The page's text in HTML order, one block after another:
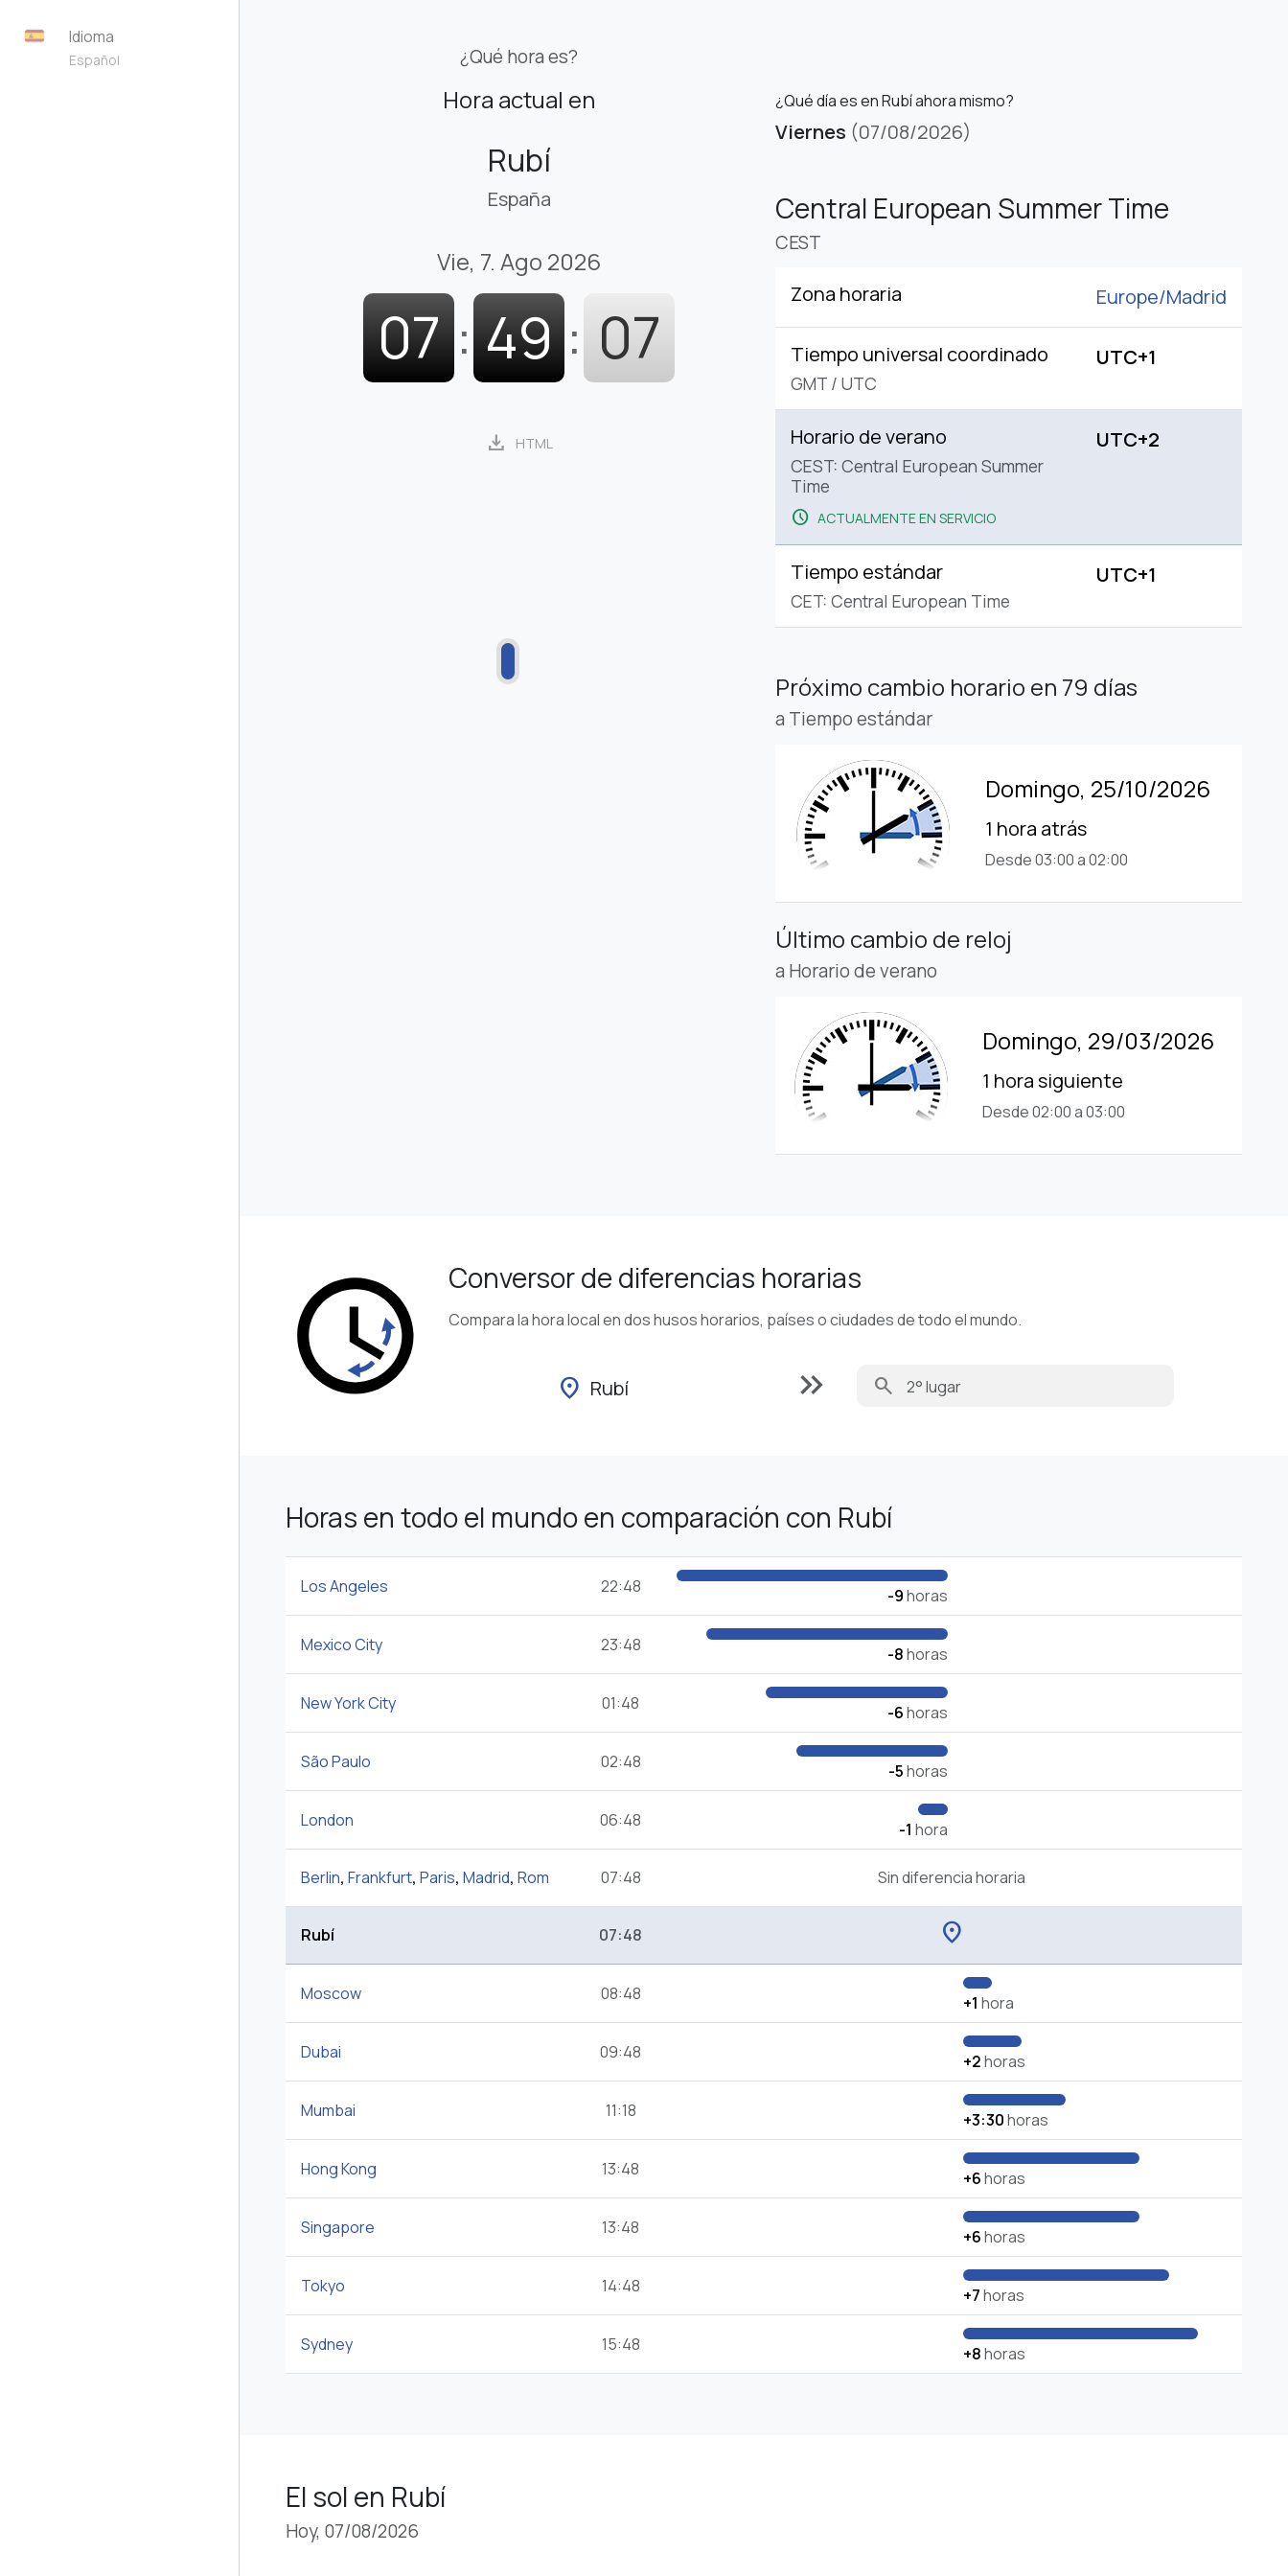
Idioma
Español ¿Qué hora es?
Hora actual en
Rubí
España
Vie, 7. Ago 2026
07 : 49 : 08
download HTML
¿Qué día es en Rubí ahora mismo?
Viernes (07/08/2026)
Central European Summer Time
CEST
Zona horaria Europe/Madrid
Tiempo universal coordinado
GMT / UTC
UTC+1
Horario de verano
CEST: Central European Summer
Time
schedule ACTUALMENTE EN SERVICIO
UTC+2
Tiempo estándar
CET: Central European Time
UTC+1
Próximo cambio horario en 79 días
a Tiempo estándar
Domingo, 25/10/2026
1 hora atrás
Desde 03:00 a 02:00
Último cambio de reloj
a Horario de verano
Domingo, 29/03/2026
1 hora siguiente
Desde 02:00 a 03:00
Conversor de diferencias horarias
Compara la hora local en dos husos horarios, países o ciudades de todo el mundo.
location_on Rubí keyboard_double_arrow_right search
Horas en todo el mundo en comparación con Rubí
Los Angeles 22:48 -9horas
Mexico City 23:48 -8horas
New York City 01:48 -6horas
São Paulo 02:48 -5horas
London 06:48 -1 hora
Berlin, Frankfurt, Paris, Madrid, Rom 07:48 Sin diferencia horaria
Rubí 07:48 location_on
Moscow 08:48 +1 hora
Dubai 09:48 +2horas
Mumbai 11:18 +3:30horas
Hong Kong 13:48 +6horas
Singapore 13:48 +6horas
Tokyo 14:48 +7horas
Sydney 15:48 +8horas
El sol en Rubí
Hoy, 07/08/2026